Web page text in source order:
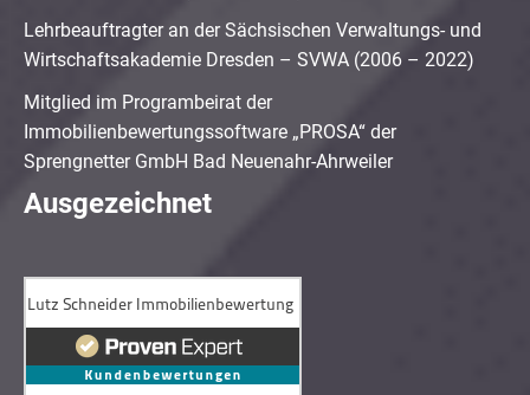
Lehrbeauftragter an der Sächsischen Verwaltungs- und
Wirtschaftsakademie Dresden – SVWA (2006 – 2022)
Mitglied im Programbeirat der
Immobilienbewertungssoftware „PROSA“ der
Sprengnetter GmbH Bad Neuenahr-Ahrweiler
Ausgezeichnet